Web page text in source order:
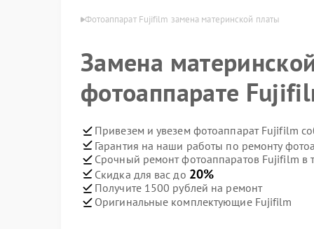
Фотоаппарат Fujifilm замена материнской платы
Замена
фотоаппарате
Привезем и увезем фотоаппарат Fujifilm
Гарантия на наши работы по ремонту
Срочный ремонт фотоаппаратов Fujifilm в
Скидка для вас до 20%
Получите 1500 рублей на ремонт
Оригинальные комплектующие Fujifilm